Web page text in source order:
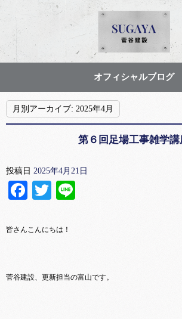
オフィシャルブログ
月別アーカイブ: 2025年4月
第６回足場工事雑学講
投稿日 2025年4月21日
Facebook
Twitter
皆さんこんにちは！
菅谷建設、更新担当の富山です。